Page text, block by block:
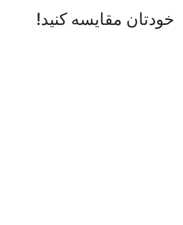
خودتان مقایسه کنید!